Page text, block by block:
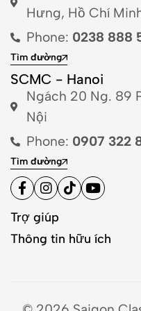
Hưng, Hồ Chí
Phone: 0238 888
Tìm đường
SCMC - Hanoi
Ngách 20 Ng. 89
Nội
Phone: 0907 322
Tìm đường
Trợ giúp
Thông tin hữu ích